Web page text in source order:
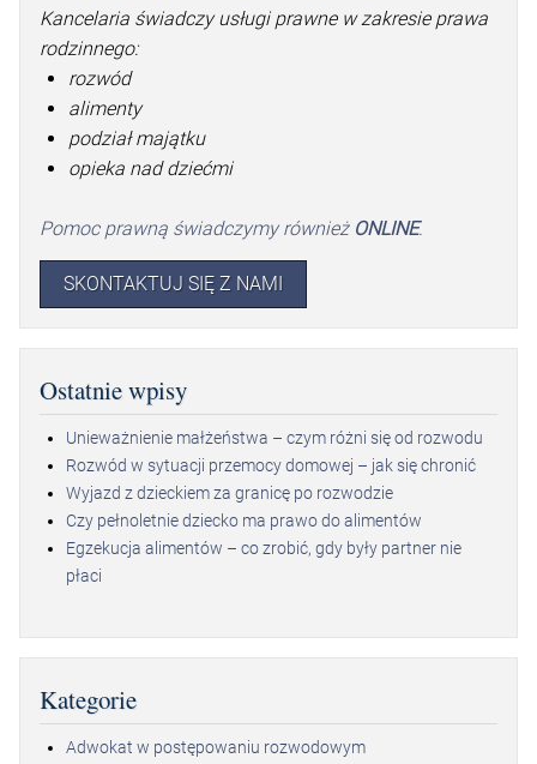
Kancelaria świadczy usługi prawne w zakresie prawa
rodzinnego:
rozwód
alimenty
podział majątku
opieka nad dziećmi
Pomoc prawną świadczymy również ONLINE.
SKONTAKTUJ SIĘ Z NAMI
Ostatnie wpisy
Unieważnienie małżeństwa – czym różni się od rozwodu
Rozwód w sytuacji przemocy domowej – jak się chronić
Wyjazd z dzieckiem za granicę po rozwodzie
Czy pełnoletnie dziecko ma prawo do alimentów
Egzekucja alimentów – co zrobić, gdy były partner nie
płaci
Kategorie
Adwokat w postępowaniu rozwodowym